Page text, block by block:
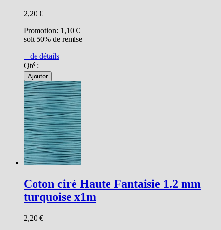
2,20 €
Promotion: 1,10 €
soit 50% de remise
+ de détails
Qté :
Ajouter
Coton ciré Haute Fantaisie 1.2 mm
turquoise x1m
2,20 €